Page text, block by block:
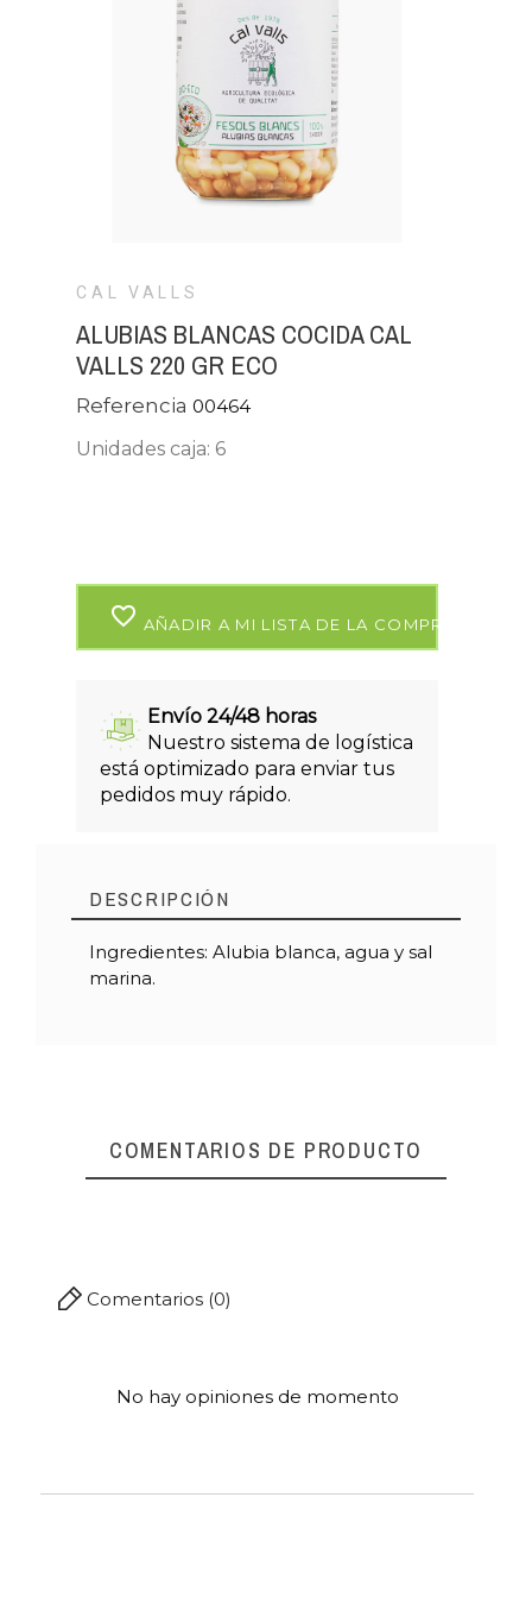
CAL VALLS
ALUBIAS BLANCAS COCIDA CAL
VALLS 220 GR ECO
Referencia00464
Unidades caja: 6
favorite_border AÑADIR A MI LISTA DE LA COMPRA
Envío 24/48 horas
Nuestro sistema de logística
está optimizado para enviar tus
pedidos muy rápido.
DESCRIPCIÓN
Ingredientes: Alubia blanca, agua y sal
marina.
COMENTARIOS DE PRODUCTO
Comentarios (0)
No hay opiniones de momento